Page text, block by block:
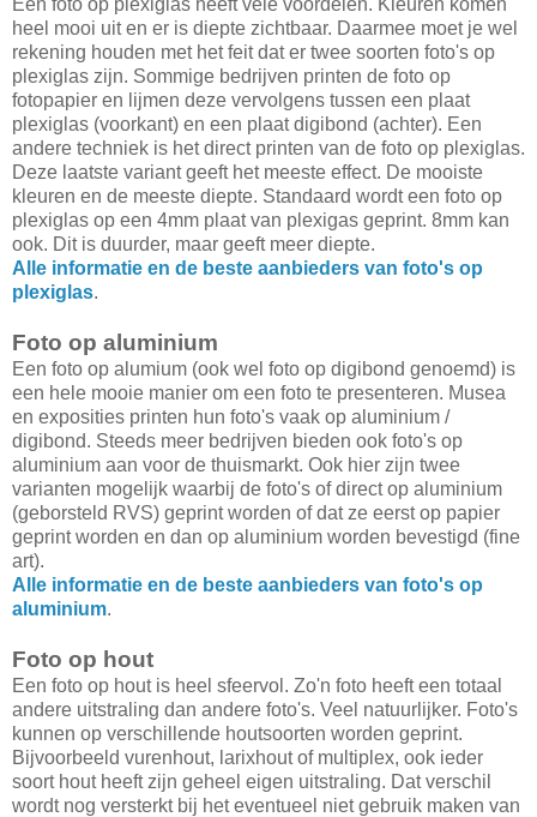
heel mooi uit en er is diepte zichtbaar. Daarmee moet je wel
rekening houden met het feit dat er twee soorten foto's op
plexiglas zijn. Sommige bedrijven printen de foto op
fotopapier en lijmen deze vervolgens tussen een plaat
plexiglas (voorkant) en een plaat digibond (achter). Een
andere techniek is het direct printen van de foto op plexiglas.
Deze laatste variant geeft het meeste effect. De mooiste
kleuren en de meeste diepte. Standaard wordt een foto op
plexiglas op een 4mm plaat van plexigas geprint. 8mm kan
ook. Dit is duurder, maar geeft meer diepte.
Alle informatie en de beste aanbieders van foto's op
plexiglas.
Foto op aluminium
Een foto op alumium (ook wel foto op digibond genoemd) is
een hele mooie manier om een foto te presenteren. Musea
en exposities printen hun foto's vaak op aluminium /
digibond. Steeds meer bedrijven bieden ook foto's op
aluminium aan voor de thuismarkt. Ook hier zijn twee
varianten mogelijk waarbij de foto's of direct op aluminium
(geborsteld RVS) geprint worden of dat ze eerst op papier
geprint worden en dan op aluminium worden bevestigd (fine
art).
Alle informatie en de beste aanbieders van foto's op
aluminium.
Foto op hout
Een foto op hout is heel sfeervol. Zo'n foto heeft een totaal
andere uitstraling dan andere foto's. Veel natuurlijker. Foto's
kunnen op verschillende houtsoorten worden geprint.
Bijvoorbeeld vurenhout, larixhout of multiplex, ook ieder
soort hout heeft zijn geheel eigen uitstraling. Dat verschil
wordt nog versterkt bij het eventueel niet gebruik maken van